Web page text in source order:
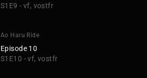
S1E9 - vf, vostfr
Ao Haru Ride
Episode 10
S1E10 - vf, vostfr